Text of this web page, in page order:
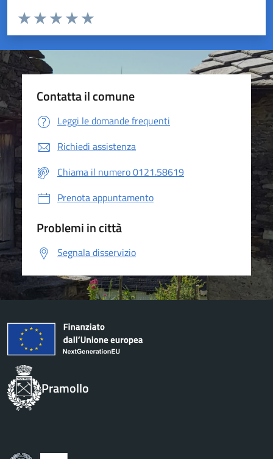
Valuta da 1 a 5 stelle la pagina
Valuta 5 stelle su 5
Valuta 4 stelle su 5
Valuta 3 stelle su 5
Valuta 2 stelle su 5
Valuta 1 stelle su 5
Contatta il comune
Leggi le domande frequenti
Richiedi assistenza
Chiama il numero 0121.58619
Prenota appuntamento
Problemi in città
Segnala disservizio
Pramollo